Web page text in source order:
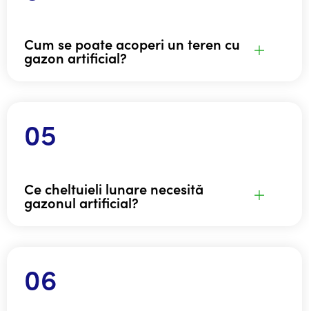
Cum se poate acoperi un teren cu
gazon artificial?
Ce cheltuieli lunare necesită
gazonul artificial?